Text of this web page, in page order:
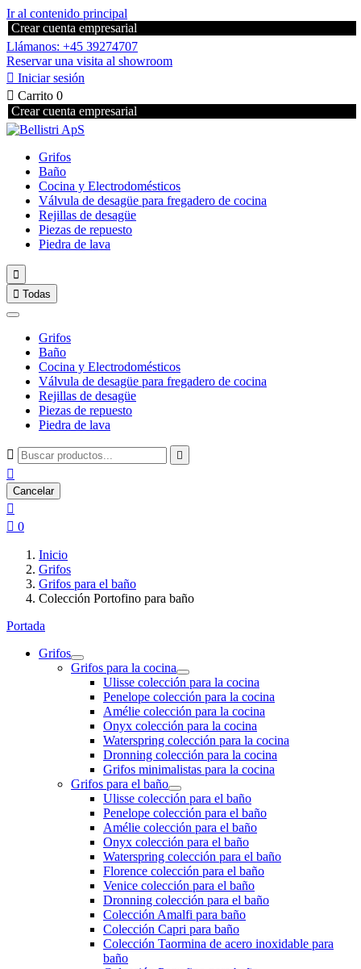
Ir al contenido principal
Crear cuenta empresarial
Llámanos: +45 39274707
Reservar una visita al showroom
 Iniciar sesión
 Carrito 0
Crear cuenta empresarial
Grifos
Baño
Cocina y Electrodomésticos
Válvula de desagüe para fregadero de cocina
Rejillas de desagüe
Piezas de repuesto
Piedra de lava

 Todas
Grifos
Baño
Cocina y Electrodomésticos
Válvula de desagüe para fregadero de cocina
Rejillas de desagüe
Piezas de repuesto
Piedra de lava
 

Cancelar

 0
Inicio
Grifos
Grifos para el baño
Colección Portofino para baño
Portada
Grifos
Grifos para la cocina
Ulisse colección para la cocina
Penelope colección para la cocina
Amélie colección para la cocina
Onyx colección para la cocina
Waterspring colección para la cocina
Dronning colección para la cocina
Grifos minimalistas para la cocina
Grifos para el baño
Ulisse colección para el baño
Penelope colección para el baño
Amélie colección para el baño
Onyx colección para el baño
Waterspring colección para el baño
Florence colección para el baño
Venice colección para el baño
Dronning colección para el baño
Colección Amalfi para baño
Colección Capri para baño
Colección Taormina de acero inoxidable para
baño